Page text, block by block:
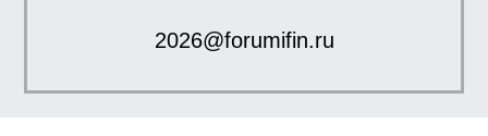
2026@forumifin.ru